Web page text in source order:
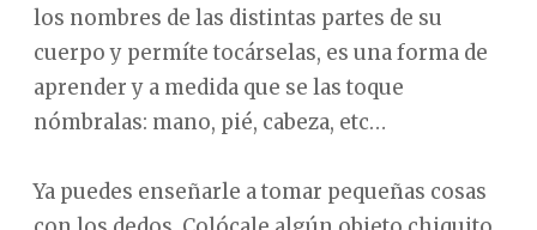
los nombres de las distintas partes de su
cuerpo y permíte tocárselas, es una forma de
aprender y a medida que se las toque
nómbralas: mano, pié, cabeza, etc…
Ya puedes enseñarle a tomar pequeñas cosas